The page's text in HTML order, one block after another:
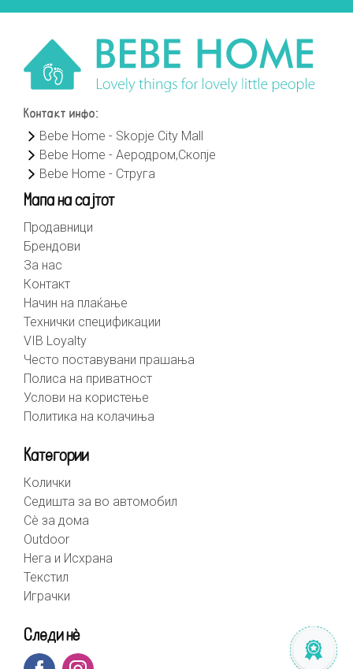
Контакт инфо:
Bebe Home - Skopje City Mall
Bebe Home - Аеродром,Скопје
Bebe Home - Струга
Мапа на сајтот
Продавници
Брендови
За нас
Контакт
Начин на плаќање
Технички спецификации
VIB Loyalty
Често поставувани прашања
Полиса на приватност
Услови на користење
Политика на колачиња
Категории
Колички
Седишта за во автомобил
Сè за дома
Outdoor
Нега и Исхрана
Текстил
Играчки
Следи нè